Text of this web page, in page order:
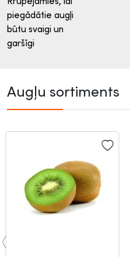
piegādātie augļi
būtu svaigi un
garšīgi
Augļu sortiments